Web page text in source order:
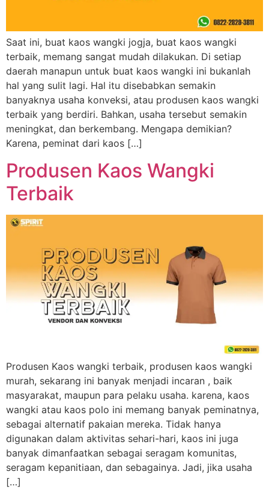
Saat ini, buat kaos wangki jogja, buat kaos wangki
terbaik, memang sangat mudah dilakukan. Di setiap
daerah manapun untuk buat kaos wangki ini bukanlah
hal yang sulit lagi. Hal itu disebabkan semakin
banyaknya usaha konveksi, atau produsen kaos wangki
terbaik yang berdiri. Bahkan, usaha tersebut semakin
meningkat, dan berkembang. Mengapa demikian?
Karena, peminat dari kaos […]
Produsen Kaos Wangki
Terbaik
Produsen Kaos wangki terbaik, produsen kaos wangki
murah, sekarang ini banyak menjadi incaran , baik
masyarakat, maupun para pelaku usaha. karena, kaos
wangki atau kaos polo ini memang banyak peminatnya,
sebagai alternatif pakaian mereka. Tidak hanya
digunakan dalam aktivitas sehari-hari, kaos ini juga
banyak dimanfaatkan sebagai seragam komunitas,
seragam kepanitiaan, dan sebagainya. Jadi, jika usaha
[…]